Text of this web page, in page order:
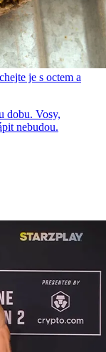
je s octem a
dobu. Vosy,
nebudou.